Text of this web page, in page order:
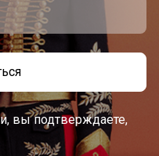
вы подтверждаете,